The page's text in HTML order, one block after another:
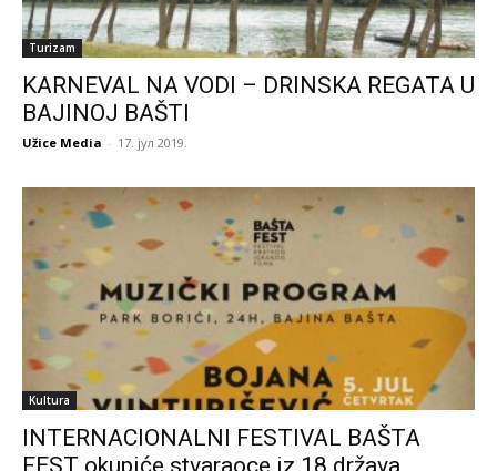
Turizam
KARNEVAL NA VODI – DRINSKA REGATA U
BAJINOJ BAŠTI
Užice Media - 17. јул 2019.
Kultura
INTERNACIONALNI FESTIVAL BAŠTA